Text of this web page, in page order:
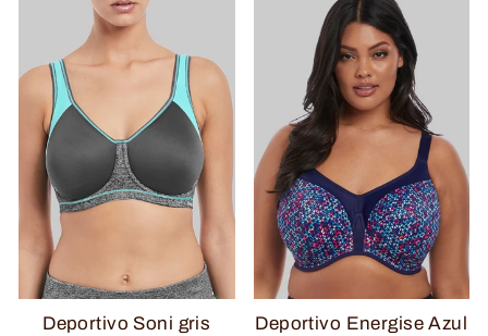
Deportivo Soni gris Deportivo Energise Azul